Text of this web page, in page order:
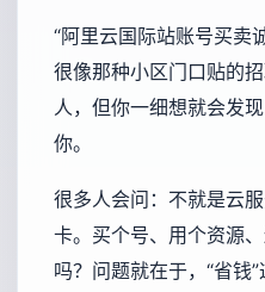
“阿里云国际站账号买卖
很像那种小区门口贴的
人，但你一细想就会发
你。
很多人会问：不就是云
卡。买个号、用个资源
吗？问题就在于，“省钱